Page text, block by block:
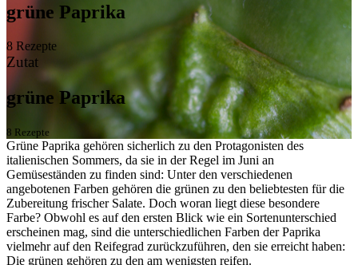
grüne Paprika
8 Rezepte
Zutat
grüne Paprika
8 Rezepte
Grüne Paprika gehören sicherlich zu den Protagonisten des
italienischen Sommers, da sie in der Regel im Juni an
Gemüseständen zu finden sind: Unter den verschiedenen
angebotenen Farben gehören die grünen zu den beliebtesten für die
Zubereitung frischer Salate. Doch woran liegt diese besondere
Farbe? Obwohl es auf den ersten Blick wie ein Sortenunterschied
erscheinen mag, sind die unterschiedlichen Farben der Paprika
vielmehr auf den Reifegrad zurückzuführen, den sie erreicht haben:
Die grünen gehören zu den am wenigsten reifen.